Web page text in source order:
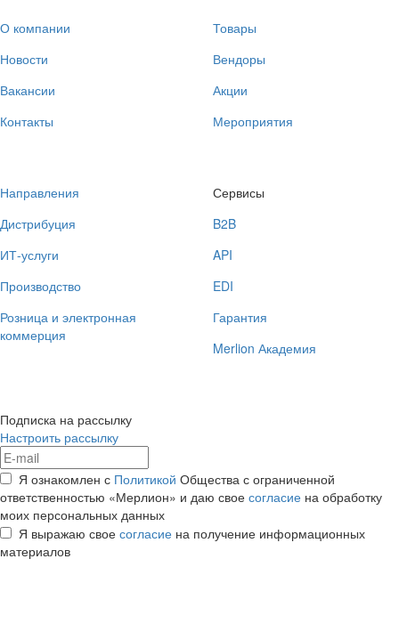
О компании
Новости
Вакансии
Контакты
Товары
Вендоры
Акции
Мероприятия
Направления
Дистрибуция
ИТ-услуги
Производство
Розница и электронная
коммерция
Сервисы
B2B
API
EDI
Гарантия
Merlion Академия
Подписка на рассылку
Настроить рассылку
Я ознакомлен с Политикой Общества с ограниченной
ответственностью «Мерлион» и даю свое согласие на обработку
моих персональных данных
Я выражаю свое согласие на получение информационных
материалов